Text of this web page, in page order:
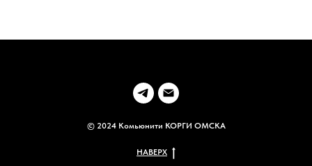
© 2024 Комьюнити КОРГИ ОМСКА
НАВЕРХ